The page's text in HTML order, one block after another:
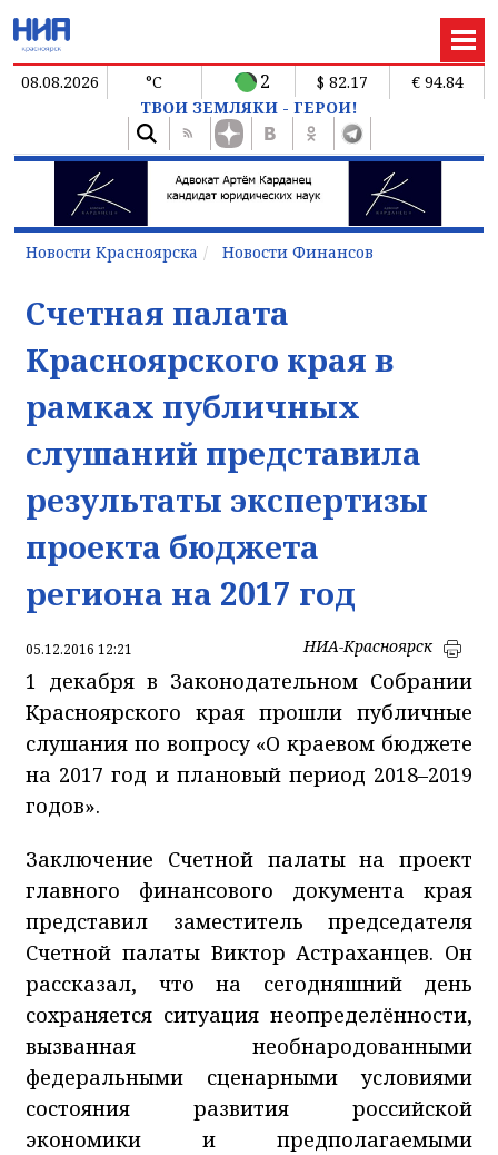
08.08.2026 °C 2 $ 82.17
€ 94.84
ТВОИ ЗЕМЛЯКИ - ГЕРОИ!
Новости Красноярска Новости Финансов
Счетная палата
Красноярского края в
рамках публичных
слушаний представила
результаты экспертизы
проекта бюджета
региона на 2017 год
05.12.2016 12:21 НИА-Красноярск
1 декабря в Законодательном Собрании
Красноярского края прошли публичные
слушания по вопросу «О краевом бюджете
на 2017 год и плановый период 2018–2019
годов».
Заключение Счетной палаты на проект
главного финансового документа края
представил заместитель председателя
Счетной палаты Виктор Астраханцев. Он
рассказал, что на сегодняшний день
сохраняется ситуация неопределённости,
вызванная необнародованными
федеральными сценарными условиями
состояния развития российской
экономики и предполагаемыми